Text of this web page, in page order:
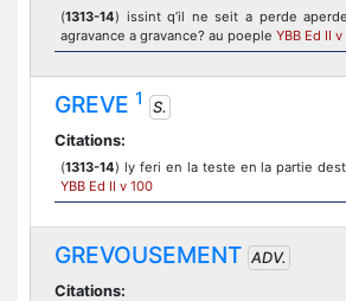
(1313-14) issint q’il ne seit a perde
agravance a gravance? au poeple YBB Ed II
GREVE 1
S.
Citations:
(1313-14) ly feri en la teste en la partie
YBB Ed II v 100
GREVOUSEMENT ADV.
Citations: